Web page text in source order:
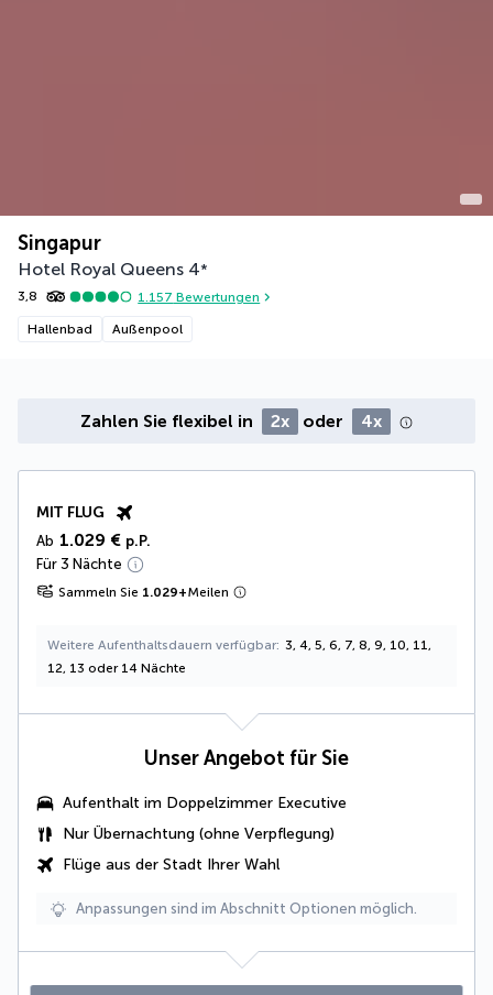
Singapur
Hotel Royal Queens 4*
3,8 1.157 Bewertungen
Hallenbad Außenpool
Zahlen Sie flexibel in 2x oder 4x
MIT FLUG
Ab 1.029 € p.P.
Für 3 Nächte
Sammeln Sie 1.029+Meilen
Weitere Aufenthaltsdauern verfügbar 3, 4, 5, 6, 7, 8, 9, 10, 11,
12, 13 oder 14 Nächte
Unser Angebot für Sie
Aufenthalt im Doppelzimmer Executive
Nur Übernachtung (ohne Verpflegung)
Flüge aus der Stadt Ihrer Wahl
Anpassungen sind im Abschnitt Optionen möglich.